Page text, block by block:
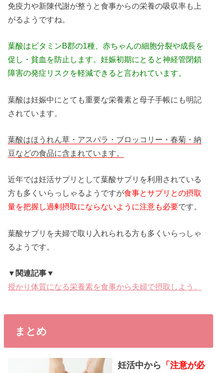
免疫力や新陳代謝が整うと食事からの栄養の吸収率も上
がるようですね。
葉酸はビタミンB郡の1種、赤ちゃんの細胞分裂や成長を
促し・貧血を防止します。妊娠初期にとると神経管閉鎖
障害の発症リスクを軽減できると言われています。
葉酸は妊娠中にとても重要な栄養素と母子手帳にも明記
されています。
葉酸はほうれん草・アスパラ・ブロッコリー・春菊・納
豆などの食品に含まれています。
近年では妊活サプリとして葉酸サプリを利用されている
方も多くいらっしゃるようですが食事とサプリとの摂取
量を把握し過剰摂取にならないように注意も必要です。
葉酸サプリを夫婦で取り入れられる方も多くいらっしゃ
るようです。
▼関連記事▼
授かり体質になる栄養素を食事から夫婦で摂取しよう。
まとめ
妊活中から 「注意が必